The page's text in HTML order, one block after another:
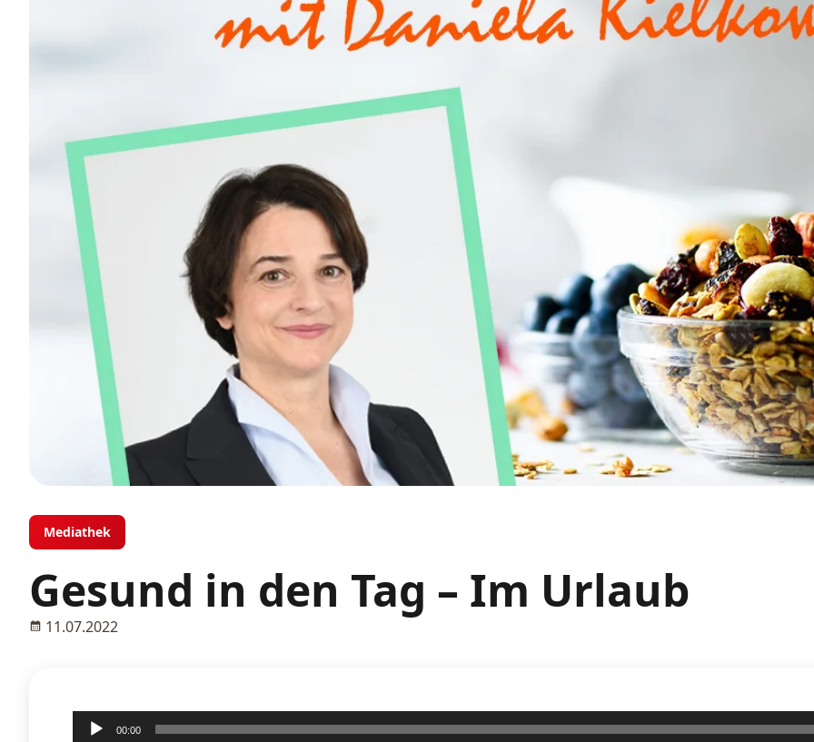
Mediathek
Gesund in den Tag – Im Urlaub
11.07.2022
Audio-00:00